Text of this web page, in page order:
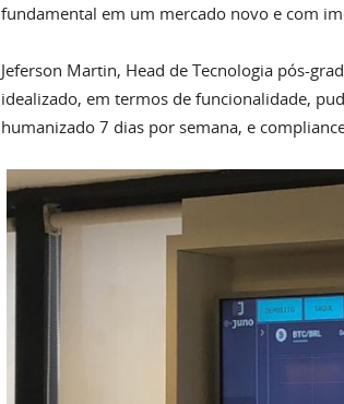
fundamental em um mercado novo e com
Jeferson Martin, Head de Tecnologia pós-
idealizado, em termos de funcionalidade,
humanizado 7 dias por semana, e